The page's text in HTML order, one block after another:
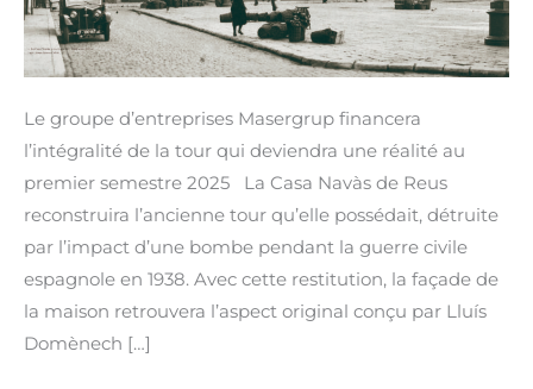
Le groupe d’entreprises Masergrup financera
l’intégralité de la tour qui deviendra une réalité au
premier semestre 2025 La Casa Navàs de Reus
reconstruira l’ancienne tour qu’elle possédait, détruite
par l’impact d’une bombe pendant la guerre civile
espagnole en 1938. Avec cette restitution, la façade de
la maison retrouvera l’aspect original conçu par Lluís
Domènech […]
espagnole